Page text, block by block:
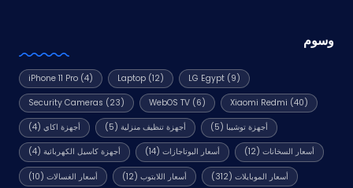
وسوم
iPhone 11 Pro (4) Laptop(12) LG Egypt(9)
Security Cameras (23) WebOS TV(6) Xiaomi Redmi (40)
أجهزة اكاي(4) أجهزة تنظيف منزلية (5) أجهزة توشيبا (5)
أجهزة كاسيل الكهربائية(4) أسعار البوتاجازات (14) أسعار السخانات (12)
أسعار الغسالات(10) أسعار اللابتوب (12) أسعار الموبايلات (312)